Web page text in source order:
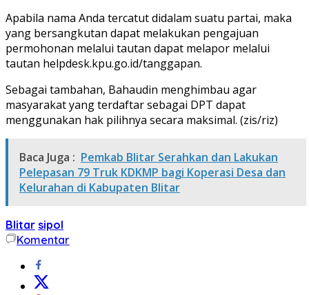
Apabila nama Anda tercatut didalam suatu partai, maka
yang bersangkutan dapat melakukan pengajuan
permohonan melalui tautan dapat melapor melalui
tautan helpdesk.kpu.go.id/tanggapan.
Sebagai tambahan, Bahaudin menghimbau agar
masyarakat yang terdaftar sebagai DPT dapat
menggunakan hak pilihnya secara maksimal. (zis/riz)
Baca Juga : Pemkab Blitar Serahkan dan Lakukan
Pelepasan 79 Truk KDKMP bagi Koperasi Desa dan
Kelurahan di Kabupaten Blitar
Blitar sipol
Komentar